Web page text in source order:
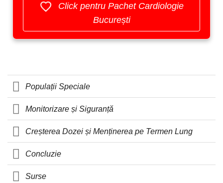
Click pentru Pachet Cardiologie
București
Populații Speciale
Monitorizare și Siguranță
Creșterea Dozei și Menținerea pe Termen Lung
Concluzie
Surse